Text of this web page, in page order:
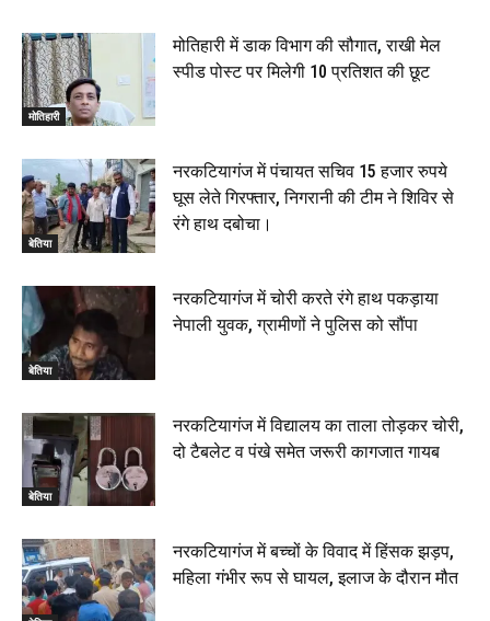
मोतिहारी
मोतिहारी में डाक विभाग की सौगात, राखी मेल
स्पीड पोस्ट पर मिलेगी 10 प्रतिशत की छूट
बेतिया
नरकटियागंज में पंचायत सचिव 15 हजार रुपये
घूस लेते गिरफ्तार, निगरानी की टीम ने शिविर से
रंगे हाथ दबोचा।
बेतिया
नरकटियागंज में चोरी करते रंगे हाथ पकड़ाया
नेपाली युवक, ग्रामीणों ने पुलिस को सौंपा
बेतिया
नरकटियागंज में विद्यालय का ताला तोड़कर चोरी,
दो टैबलेट व पंखे समेत जरूरी कागजात गायब
नरकटियागंज में बच्चों के विवाद में हिंसक झड़प,
महिला गंभीर रूप से घायल, इलाज के दौरान मौत